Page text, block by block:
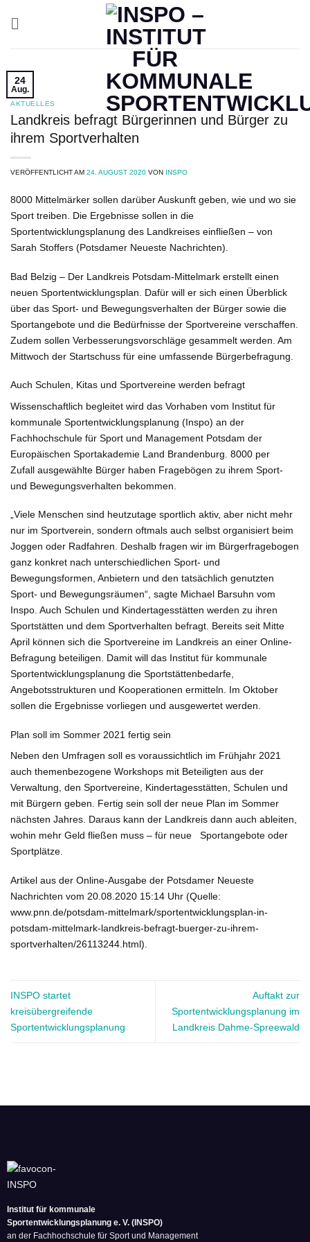
24
Aug.
AKTUELLES
Landkreis befragt Bürgerinnen und Bürger zu
ihrem Sportverhalten
VERÖFFENTLICHT AM 24. AUGUST 2020 VON INSPO
8000 Mittelmärker sollen darüber Auskunft geben, wie und wo sie
Sport treiben. Die Ergebnisse sollen in die
Sportentwicklungsplanung des Landkreises einfließen – von
Sarah Stoffers (Potsdamer Neueste Nachrichten).
Bad Belzig – Der Landkreis Potsdam-Mittelmark erstellt einen
neuen Sportentwicklungsplan. Dafür will er sich einen Überblick
über das Sport- und Bewegungsverhalten der Bürger sowie die
Sportangebote und die Bedürfnisse der Sportvereine verschaffen.
Zudem sollen Verbesserungsvorschläge gesammelt werden. Am
Mittwoch der Startschuss für eine umfassende Bürgerbefragung.
Auch Schulen, Kitas und Sportvereine werden befragt
Wissenschaftlich begleitet wird das Vorhaben vom Institut für
kommunale Sportentwicklungsplanung (Inspo) an der
Fachhochschule für Sport und Management Potsdam der
Europäischen Sportakademie Land Brandenburg. 8000 per
Zufall ausgewählte Bürger haben Fragebögen zu ihrem Sport-
und Bewegungsverhalten bekommen.
„Viele Menschen sind heutzutage sportlich aktiv, aber nicht mehr
nur im Sportverein, sondern oftmals auch selbst organisiert beim
Joggen oder Radfahren. Deshalb fragen wir im Bürgerfragebogen
ganz konkret nach unterschiedlichen Sport- und
Bewegungsformen, Anbietern und den tatsächlich genutzten
Sport- und Bewegungsräumen“, sagte Michael Barsuhn vom
Inspo. Auch Schulen und Kindertagesstätten werden zu ihren
Sportstätten und dem Sportverhalten befragt. Bereits seit Mitte
April können sich die Sportvereine im Landkreis an einer Online-
Befragung beteiligen. Damit will das Institut für kommunale
Sportentwicklungsplanung die Sportstättenbedarfe,
Angebotsstrukturen und Kooperationen ermitteln. Im Oktober
sollen die Ergebnisse vorliegen und ausgewertet werden.
Plan soll im Sommer 2021 fertig sein
Neben den Umfragen soll es voraussichtlich im Frühjahr 2021
auch themenbezogene Workshops mit Beteiligten aus der
Verwaltung, den Sportvereine, Kindertagesstätten, Schulen und
mit Bürgern geben. Fertig sein soll der neue Plan im Sommer
nächsten Jahres. Daraus kann der Landkreis dann auch ableiten,
wohin mehr Geld fließen muss – für neue Sportangebote oder
Sportplätze.
Artikel aus der Online-Ausgabe der Potsdamer Neueste
Nachrichten vom 20.08.2020 15:14 Uhr (Quelle:
www.pnn.de/potsdam-mittelmark/sportentwicklungsplan-in-
potsdam-mittelmark-landkreis-befragt-buerger-zu-ihrem-
sportverhalten/26113244.html).
INSPO startet
kreisübergreifende
Sportentwicklungsplanung
Auftakt zur
Sportentwicklungsplanung im
Landkreis Dahme-Spreewald
Institut für kommunale
Sportentwicklungsplanung e. V. (INSPO)
an der Fachhochschule für Sport und Management